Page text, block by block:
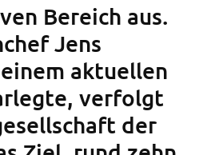
Bereich aus.
Jens
aktuellen
verfolgt
der